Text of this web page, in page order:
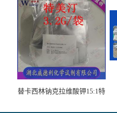
张军52-67-5
替卡西林钠克拉维酸钾15:1特